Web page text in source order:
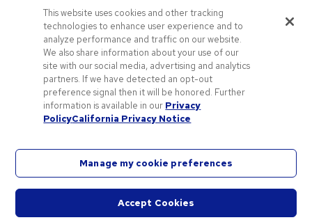
Brugsvilkår
Salgsbetingelser
Karriere i Pens.com
Tilbud og ressourcer
Reklameartikler
Rabatkoder og -kuponer
Logoideer
©2026National Pen Company. Alle rettigheder forbeholdes. Pens.com og dets logo er
varemærker tilhørende National Pen Company. Alle andre varemærker tilhører deres
This website uses cookies and other tracking
technologies to enhance user experience and to
analyze performance and traffic on our website.
We also share information about your use of our
site with our social media, advertising and analytics
partners. If we have detected an opt-out
preference signal then it will be honored. Further
information is available in our Privacy
PolicyCalifornia Privacy Notice
Manage my cookie preferences
Accept Cookies